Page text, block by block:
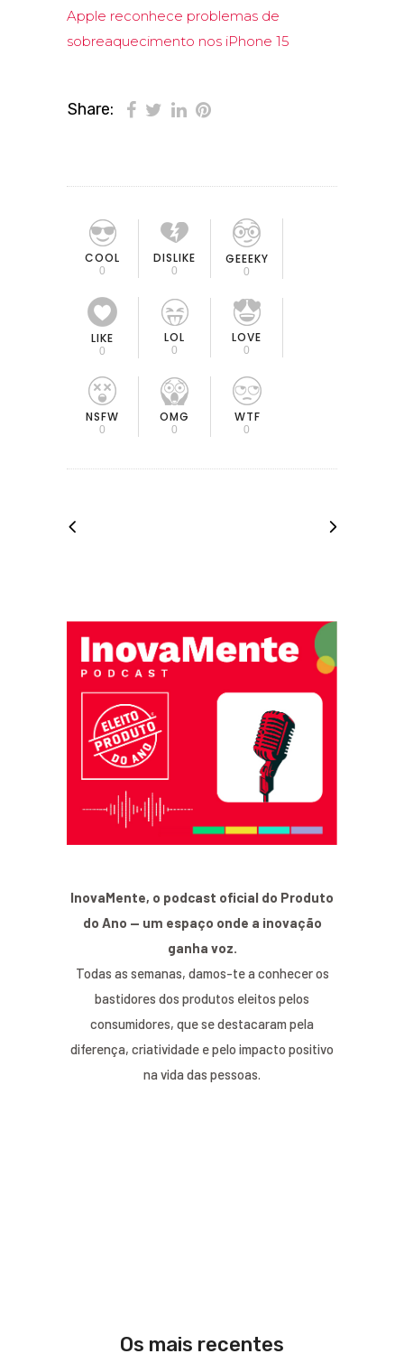
Apple reconhece problemas de
sobreaquecimento nos iPhone 15
Share:
COOL
0
DISLIKE
0
GEEEKY
0
LIKE
0
LOL
0
LOVE
0
NSFW
0
OMG
0
WTF
0
InovaMente, o podcast oficial do Produto
do Ano — um espaço onde a inovação
ganha voz.
Todas as semanas, damos-te a conhecer os
bastidores dos produtos eleitos pelos
consumidores, que se destacaram pela
diferença, criatividade e pelo impacto positivo
na vida das pessoas.
Os mais recentes